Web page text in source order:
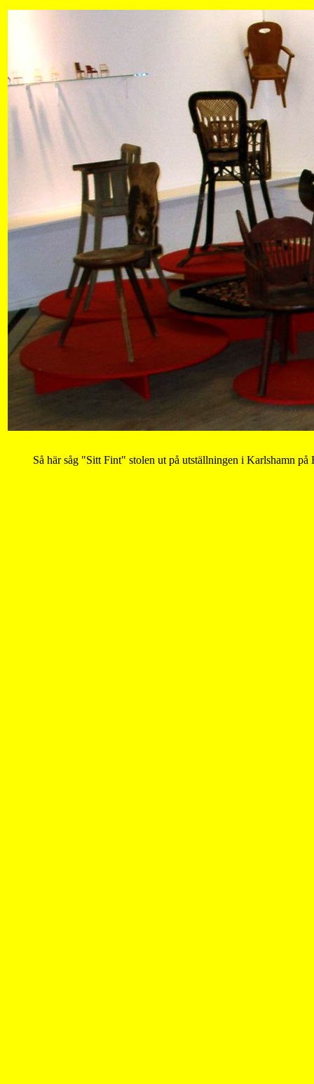
Så här såg "Sitt Fint" stolen ut på utställningen i Karlshamn